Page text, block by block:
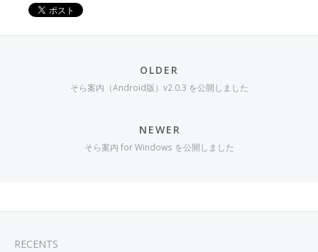
OLDER
そら案内（Android版）v2.0.3 を公開しました
NEWER
そら案内 for Windows を公開しました
RECENTS